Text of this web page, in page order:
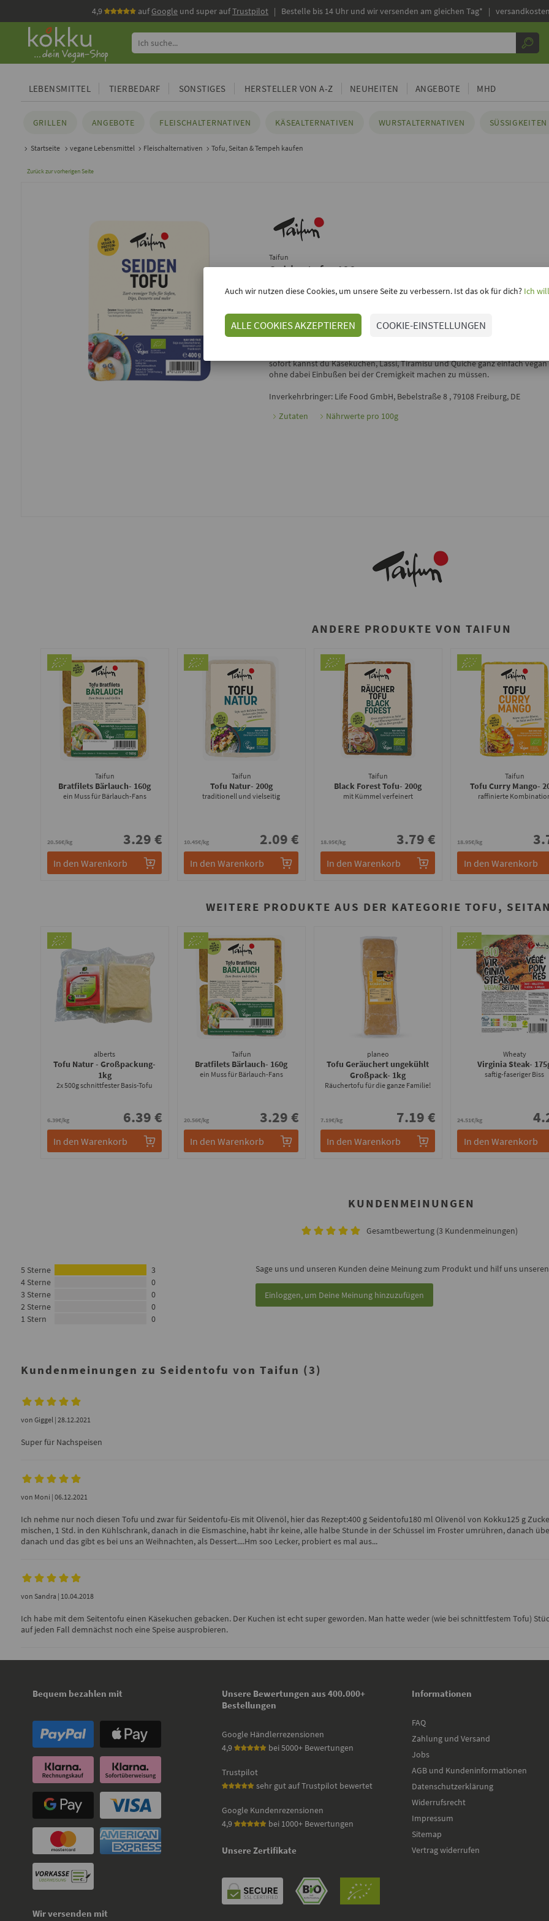
4,9 aufGoogle und super aufTrustpilot | Bestelle bis 14 Uhr und wir versenden am gleichen Tag* |
LEBENSMITTEL TIERBEDARF SONSTIGES HERSTELLER VON A-Z NEUHEITEN ANGEBOTE MHD
GRILLEN ANGEBOTE FLEISCHALTERNATIVEN KÄSEALTERNATIVEN WURSTALTERNATIVEN SÜSSIGKEITEN
Startseite vegane Lebensmittel Fleischalternativen Tofu, Seitan & Tempeh kaufen
Zurück zur vorherigen Seite
Taifun
Seidentofu, 400g
SEIDENTOFU VON TAIFUN
sofort kannst du Käsekuchen, Lassi, Tiramisu und Quiche ganz einfach
ohne dabei Einbußen bei der Cremigkeit machen zu müssen.
Inverkehrbringer: Life Food GmbH, Bebelstraße 8 , 79108 Freiburg, DE
Zutaten
Nährwerte pro 100g
ANDERE PRODUKTE VON TAIFUN
Taifun
Bratfilets Bärlauch- 160g
ein Muss für Bärlauch-Fans
20.56€/kg 3.29 €
In den Warenkorb
Taifun
Tofu Natur- 200g
traditionell und vielseitig
10.45€/kg 2.09 €
In den Warenkorb
Taifun
Black Forest Tofu- 200g
mit Kümmel verfeinert
18.95€/kg 3.79 €
In den Warenkorb
Taifun
Tofu Curry Mango-
raffinierte
18.95€/kg
In den Warenkorb
WEITERE PRODUKTE AUS DER KATEGORIE TOFU,
alberts
Tofu Natur - Großpackung-
1kg
2x 500g schnittfester Basis-Tofu
6.39€/kg 6.39 €
In den Warenkorb
Taifun
Bratfilets Bärlauch- 160g
ein Muss für Bärlauch-Fans
20.56€/kg 3.29 €
In den Warenkorb
planeo
Tofu Geräuchert ungekühlt
Großpack- 1kg
Räuchertofu für die ganze Familie!
7.19€/kg 7.19 €
In den Warenkorb
Wheaty
Virginia Steak-
saftig-faseriger Biss
24.51€/kg
In den Warenkorb
KUNDENMEINUNGEN
Gesamtbewertung (3 Kundenmeinungen)
5 Sterne
3
4 Sterne
0
3 Sterne
0
2 Sterne
0
1 Stern
0
Sage uns und unseren Kunden deine Meinung zum Produkt und hilf uns
Einloggen, um Deine Meinung hinzuzufügen
Kundenmeinungen zu Seidentofu von Taifun (3)
von Giggel | 28.12.2021
Super für Nachspeisen
von Moni | 06.12.2021
Ich nehme nur noch diesen Tofu und zwar für Seidentofu-Eis mit Olivenöl, hier das Rezept:400 g Seidentofu180 ml Olivenöl von Kokku125 g
mischen, 1 Std. in den Kühlschrank, danach in die Eismaschine, habt ihr keine, alle halbe Stunde in der Schüssel im Froster umrühren, danach
danach und das gibt es bei uns an Weihnachten, als Dessert....Hm soo Lecker, probiert es mal aus...
von Sandra | 10.04.2018
Ich habe mit dem Seitentofu einen Käsekuchen gebacken. Der Kuchen ist echt super geworden. Man hatte weder (wie bei schnittfestem Tofu)
auf jeden Fall demnächst noch eine Speise ausprobieren.
Bequem bezahlen mit
Wir versenden mit
Unsere Bewertungen aus 400.000+
Bestellungen
Google Händlerrezensionen
4,9
bei 5000+ Bewertungen
Trustpilot
sehr gut auf Trustpilot bewertet
Google Kundenrezensionen
4,9
bei 1000+ Bewertungen
Unsere Zertifikate
Informationen
FAQ
Zahlung und Versand
Jobs
AGB und Kundeninformationen
Datenschutzerklärung
Widerrufsrecht
Impressum
Sitemap
Vertrag widerrufen
Auch wir nutzen diese Cookies, um unsere Seite zu verbessern. Ist das ok für dich?Ich
ALLE COOKIES AKZEPTIEREN COOKIE-EINSTELLUNGEN